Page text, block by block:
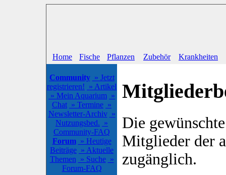
Home Fische Pflanzen Zubehör Krankheiten
Community » Jetzt
registrieren! » Artikel
» Mein Aquarium »
Chat » Termine »
Newsletter-Archiv »
Nutzungsbed. »
Community-FAQ
Forum » Heutige
Beiträge » Aktuelle
Themen » Suche »
Forum-FAQ
Die
Mitglieder der
zugänglich.